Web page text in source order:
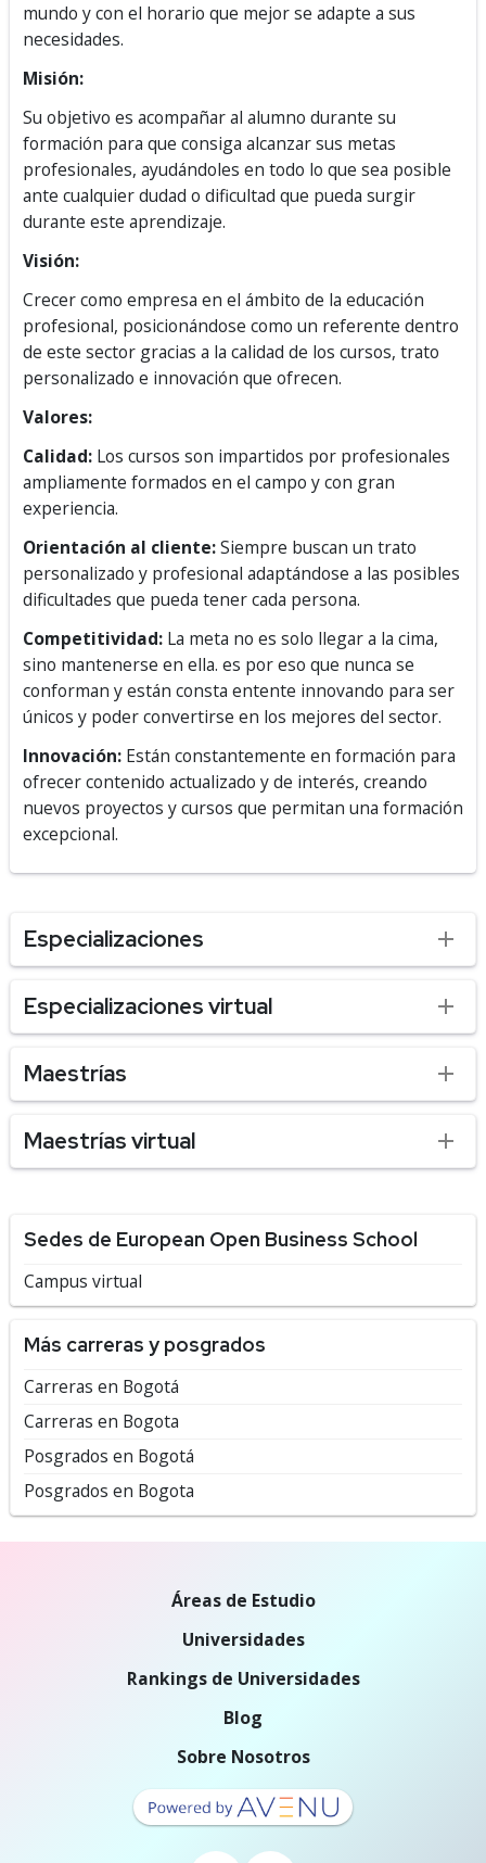
mundo y con el horario que mejor se adapte a sus
necesidades.
Misión:
Su objetivo es acompañar al alumno durante su
formación para que consiga alcanzar sus metas
profesionales, ayudándoles en todo lo que sea posible
ante cualquier dudad o dificultad que pueda surgir
durante este aprendizaje.
Visión:
Crecer como empresa en el ámbito de la educación
profesional, posicionándose como un referente dentro
de este sector gracias a la calidad de los cursos, trato
personalizado e innovación que ofrecen.
Valores:
Calidad: Los cursos son impartidos por profesionales
ampliamente formados en el campo y con gran
experiencia.
Orientación al cliente:Siempre buscan un trato
personalizado y profesional adaptándose a las posibles
dificultades que pueda tener cada persona.
Competitividad: La meta no es solo llegar a la cima,
sino mantenerse en ella. es por eso que nunca se
conforman y están consta entente innovando para ser
únicos y poder convertirse en los mejores del sector.
Innovación: Están constantemente en formación para
ofrecer contenido actualizado y de interés, creando
nuevos proyectos y cursos que permitan una formación
excepcional.
Especializaciones
Especializaciones virtual
Maestrías
Maestrías virtual
Sedes de European Open Business School
Campus virtual
Más carreras y posgrados
Carreras en Bogotá
Carreras en Bogota
Posgrados en Bogotá
Posgrados en Bogota
Áreas de Estudio
Universidades
Rankings de Universidades
Blog
Sobre Nosotros